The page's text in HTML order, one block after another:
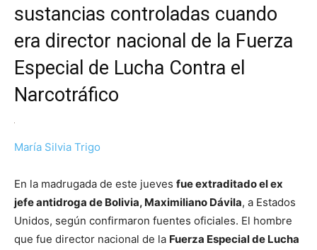
sustancias controladas cuando
era director nacional de la Fuerza
Especial de Lucha Contra el
Narcotráfico
María Silvia Trigo
En la madrugada de este jueves fue extraditado el ex
jefe antidroga de Bolivia, Maximiliano Dávila, a Estados
Unidos, según confirmaron fuentes oficiales. El hombre
que fue director nacional de la Fuerza Especial de Lucha